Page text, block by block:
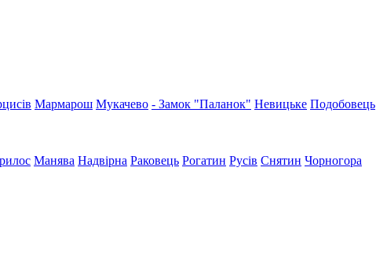
Мармарош Мукачево - Замок "Паланок" Невицьке Подобовець
Манява Надвірна Раковець Рогатин Русів Снятин Чорногора